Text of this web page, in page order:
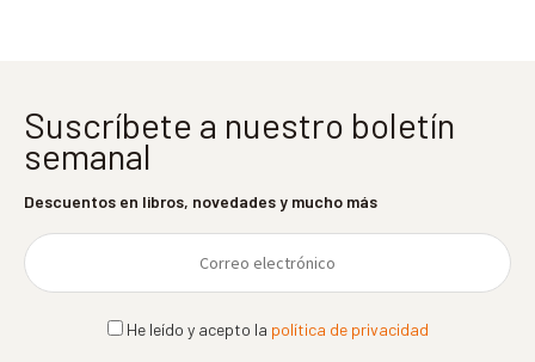
Suscríbete a nuestro boletín
semanal
Descuentos en libros, novedades y mucho más
He leído y acepto la política de privacidad